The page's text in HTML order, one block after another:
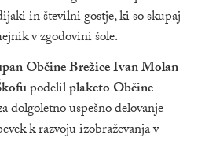
in številni gostje, ki so skupaj
v zgodovini šole.
Občine Brežice Ivan Molan
podelilplaketo Občine
dolgoletno uspešno delovanje
k razvoju izobraževanja v